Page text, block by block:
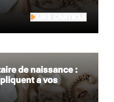
de naissance :
a vos